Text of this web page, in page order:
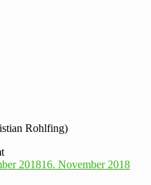
Rohlfing)
201816. November 2018